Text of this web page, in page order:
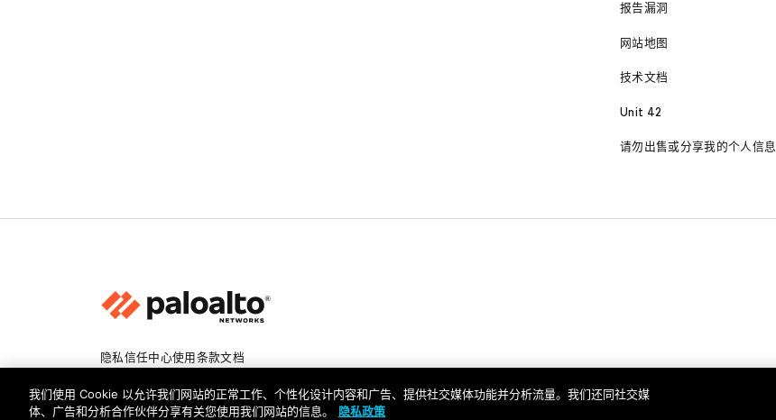
报告漏洞
网站地图
技术文档
Unit 42
请勿出售或分享我的个人信息
隐私信任中心使用条款文档
版权所有 © 2026 Palo Alto Networks。保留所有权利
我们使用 Cookie 以允许我们网站的正常工作、个性化设计内容和广告、提供社交媒体功能并分析流量。我们还同社交媒
体、广告和分析合作伙伴分享有关您使用我们网站的信息。
隐私政策